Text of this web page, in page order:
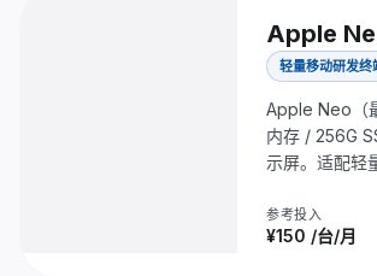
Apple
轻量移动研发终
Apple Neo（
内存 / 256G
示屏。适配轻
参考投入
¥150 /台/月